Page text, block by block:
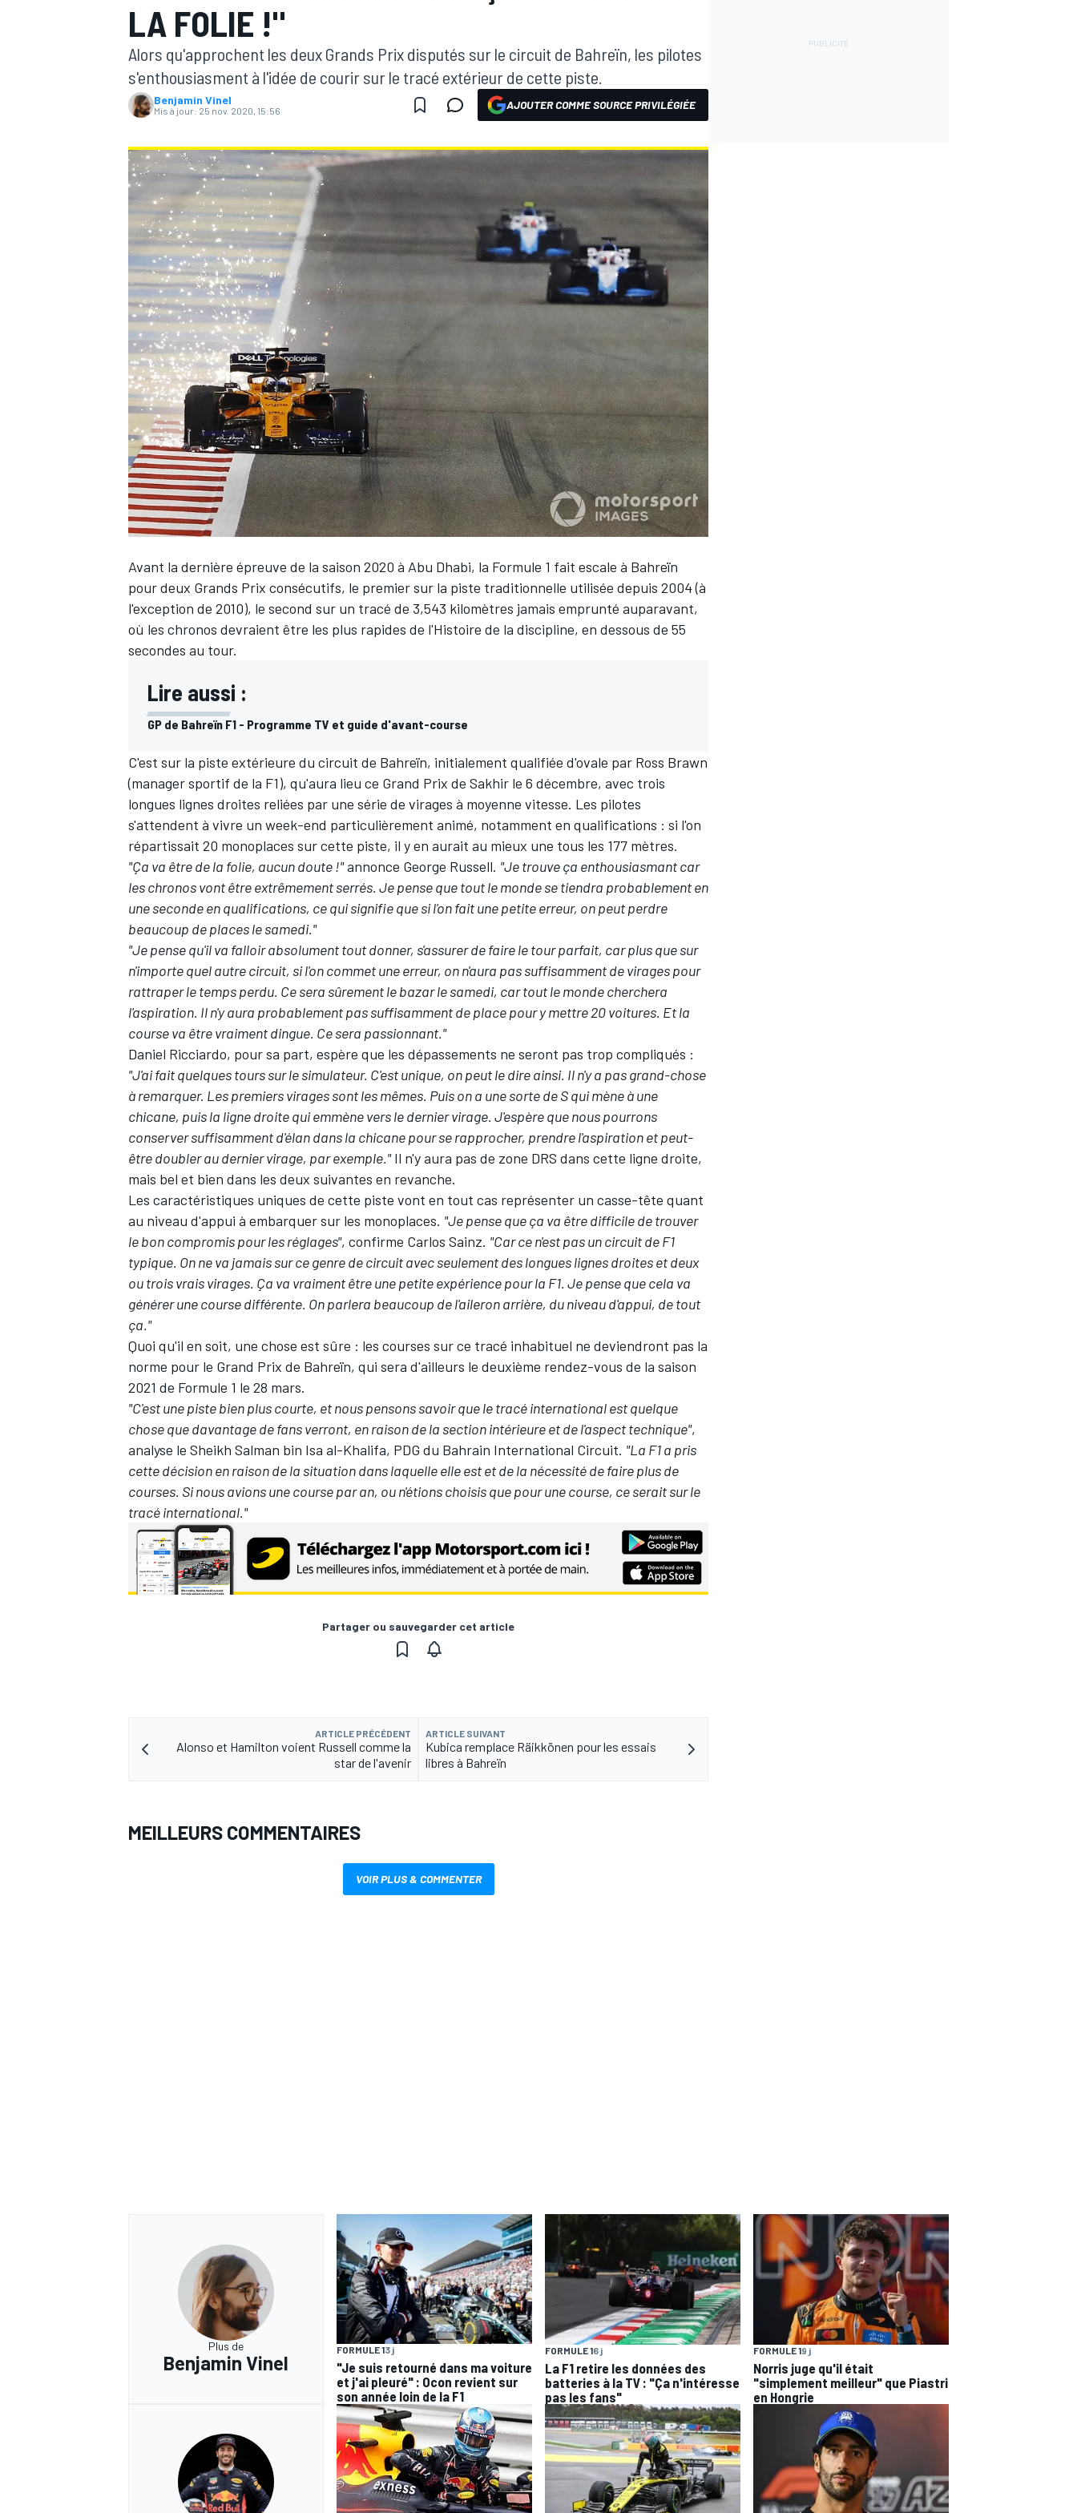
WRC
WEC
AUTRES CHAMPIONNATS
LA FOLIE !"
Alors qu'approchent les deux Grands Prix disputés sur le circuit de Bahreïn, les pilotes
s'enthousiasment à l'idée de courir sur le tracé extérieur de cette piste.
Benjamin Vinel
Mis à jour: 25 nov. 2020, 15:56 AJOUTER COMME SOURCE PRIVILÉGIÉE
Avant la dernière épreuve de la saison 2020 à Abu Dhabi, la Formule 1 fait escale à Bahreïn
pour deux Grands Prix consécutifs, le premier sur la piste traditionnelle utilisée depuis 2004 (à
l'exception de 2010), le second sur un tracé de 3,543 kilomètres jamais emprunté auparavant,
où les chronos devraient être les plus rapides de l'Histoire de la discipline, en dessous de 55
secondes au tour.
Lire aussi :
GP de Bahreïn F1 - Programme TV et guide d'avant-course
C'est sur la piste extérieure du circuit de Bahreïn, initialement qualifiée d'ovale par Ross Brawn
(manager sportif de la F1), qu'aura lieu ce Grand Prix de Sakhir le 6 décembre, avec trois
longues lignes droites reliées par une série de virages à moyenne vitesse. Les pilotes
s'attendent à vivre un week-end particulièrement animé, notamment en qualifications : si l'on
répartissait 20 monoplaces sur cette piste, il y en aurait au mieux une tous les 177 mètres.
"Ça va être de la folie, aucun doute !"annonce George Russell. "Je trouve ça enthousiasmant car
les chronos vont être extrêmement serrés. Je pense que tout le monde se tiendra probablement en
une seconde en qualifications, ce qui signifie que si l'on fait une petite erreur, on peut perdre
beaucoup de places le samedi."
"Je pense qu'il va falloir absolument tout donner, s'assurer de faire le tour parfait, car plus que sur
n'importe quel autre circuit, si l'on commet une erreur, on n'aura pas suffisamment de virages pour
rattraper le temps perdu. Ce sera sûrement le bazar le samedi, car tout le monde cherchera
l'aspiration. Il n'y aura probablement pas suffisamment de place pour y mettre 20 voitures. Et la
course va être vraiment dingue. Ce sera passionnant."
Daniel Ricciardo, pour sa part, espère que les dépassements ne seront pas trop compliqués :
"J'ai fait quelques tours sur le simulateur. C'est unique, on peut le dire ainsi. Il n'y a pas grand-chose
à remarquer. Les premiers virages sont les mêmes. Puis on a une sorte de S qui mène à une
chicane, puis la ligne droite qui emmène vers le dernier virage. J'espère que nous pourrons
conserver suffisamment d'élan dans la chicane pour se rapprocher, prendre l'aspiration et peut-
être doubler au dernier virage, par exemple."Il n'y aura pas de zone DRS dans cette ligne droite,
mais bel et bien dans les deux suivantes en revanche.
Les caractéristiques uniques de cette piste vont en tout cas représenter un casse-tête quant
au niveau d'appui à embarquer sur les monoplaces. "Je pense que ça va être difficile de trouver
le bon compromis pour les réglages", confirme Carlos Sainz. "Car ce n'est pas un circuit de F1
typique. On ne va jamais sur ce genre de circuit avec seulement des longues lignes droites et deux
ou trois vrais virages. Ça va vraiment être une petite expérience pour la F1. Je pense que cela va
générer une course différente. On parlera beaucoup de l'aileron arrière, du niveau d'appui, de tout
ça."
Quoi qu'il en soit, une chose est sûre : les courses sur ce tracé inhabituel ne deviendront pas la
norme pour le Grand Prix de Bahreïn, qui sera d'ailleurs le deuxième rendez-vous de la saison
2021 de Formule 1 le 28 mars.
"C'est une piste bien plus courte, et nous pensons savoir que le tracé international est quelque
chose que davantage de fans verront, en raison de la section intérieure et de l'aspect technique",
analyse le Sheikh Salman bin Isa al-Khalifa, PDG du Bahrain International Circuit. "La F1 a pris
cette décision en raison de la situation dans laquelle elle est et de la nécessité de faire plus de
courses. Si nous avions une course par an, ou n'étions choisis que pour une course, ce serait sur le
tracé international."
Partager ou sauvegarder cet article
ARTICLE PRÉCÉDENT
Alonso et Hamilton voient Russell comme la
star de l'avenir
ARTICLE SUIVANT
Kubica remplace Räikkönen pour les essais
libres à Bahreïn
MEILLEURS COMMENTAIRES
VOIR PLUS & COMMENTER
Plus de
Benjamin Vinel
FORMULE 13 j
"Je suis retourné dans ma voiture
et j'ai pleuré" : Ocon revient sur
son année loin de la F1
FORMULE 16 j
La F1 retire les données des
batteries à la TV : "Ça n'intéresse
pas les fans"
FORMULE 19 j
Norris juge qu'il était
"simplement meilleur" que Piastri
en Hongrie